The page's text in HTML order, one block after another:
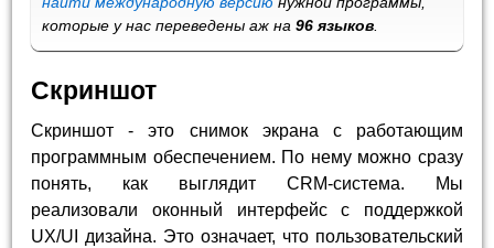
которые у нас переведены аж на96 языков
Скриншот
Скриншот - это снимок экрана с работающим
программным обеспечением. По нему можно сразу
понять, как выглядит CRM-система. Мы
реализовали оконный интерфейс с поддержкой
UX/UI дизайна. Это означает, что пользовательский